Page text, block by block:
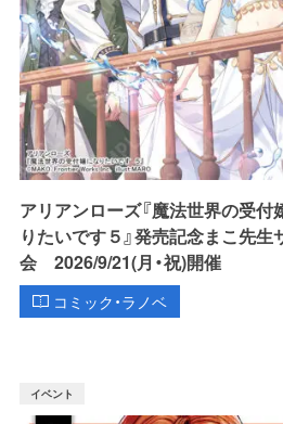
アリアンローズ『魔法世界の受付
りたいです５』発売記念まこ先生
会 2026/9/21(月・祝)開催
コミック・ラノベ
イベント